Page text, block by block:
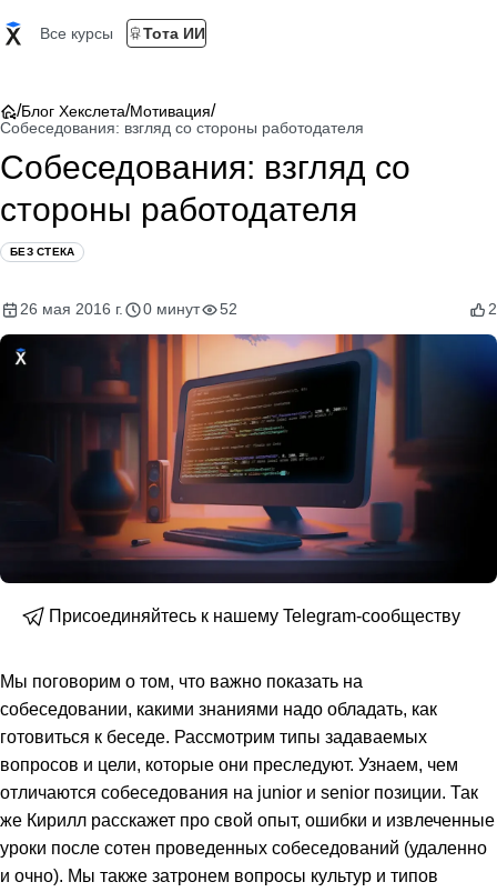
Все курсы Тота ИИ
/Блог Хекслета/Мотивация/
Собеседования: взгляд со стороны работодателя
Собеседования: взгляд со
стороны работодателя
БЕЗ СТЕКА
26 мая 2016 г. 0 минут 52 2
Присоединяйтесь к нашему Telegram-сообществу
Мы поговорим о том, что важно показать на
собеседовании, какими знаниями надо обладать, как
готовиться к беседе. Рассмотрим типы задаваемых
вопросов и цели, которые они преследуют. Узнаем, чем
отличаются собеседования на junior и senior позиции. Так
же Кирилл расскажет про свой опыт, ошибки и извлеченные
уроки после сотен проведенных собеседований (удаленно
и очно). Мы также затронем вопросы культур и типов